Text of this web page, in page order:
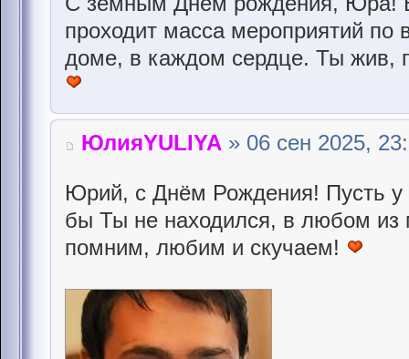
проходит масса мероприятий
доме, в каждом сердце. Ты жив,
ЮлияYULIYA » 06 сен 2025,
Юрий, с Днём Рождения! Пусть у
бы Ты не находился, в любом
помним, любим и скучаем!